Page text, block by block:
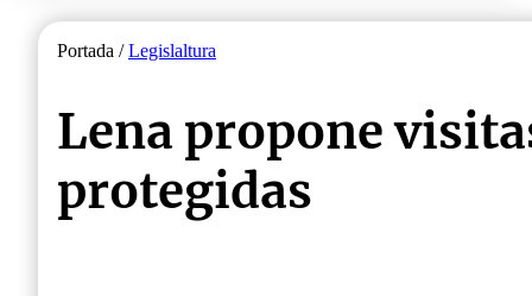
Portada /Legislaltura
Lena propone
protegidas